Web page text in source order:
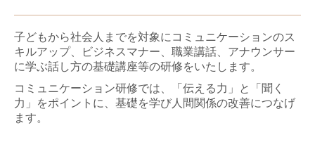
子どもから社会人までを対象にコミュニケーションのス
キルアップ、ビジネスマナー、職業講話、アナウンサー
に学ぶ話し方の基礎講座等の研修をいたします。
コミュニケーション研修では、「伝える力」と「聞く
力」をポイントに、基礎を学び人間関係の改善につなげ
ます。